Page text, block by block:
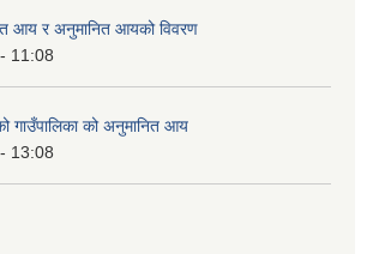
आय र अनुमानित आयको विवरण
11:08
को अनुमानित आय
13:08